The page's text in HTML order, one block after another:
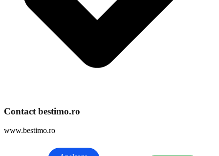
Contact bestimo.ro
www.bestimo.ro